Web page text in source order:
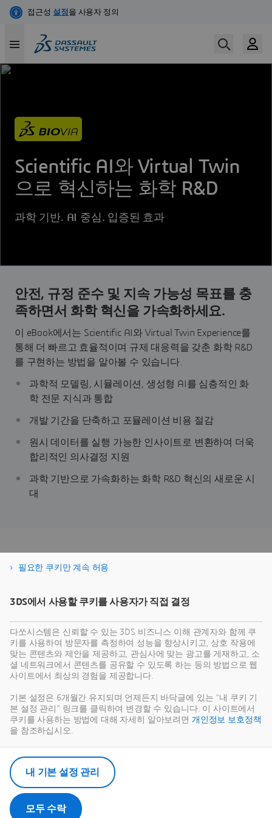
Skip
content
Scientific AI와 Virtual Twin
으로 혁신하는 화학 R&D
과학 기반. AI 중심. 입증된 효과
안전, 규정 준수 및 지속 가능성 목표를 충
족하면서 화학 혁신을 가속화하세요.
이 eBook에서는 Scientific AI와 Virtual Twin Experience를
통해 더 빠르고 효율적이며 규제 대응력을 갖춘 화학 R&D
를 구현하는 방법을 알아볼 수 있습니다.
과학적 모델링, 시뮬레이션, 생성형 AI를 심층적인 화
학 전문 지식과 통합
개발 기간을 단축하고 포뮬레이션 비용 절감
원시 데이터를 실행 가능한 인사이트로 변환하여 더욱
합리적인 의사결정 지원
과학 기반으로 가속화하는 화학 R&D 혁신의 새로운 시
대
eBook 다운로드
필요한 쿠키만 계속 허용
3DS에서 사용할 쿠키를 사용자가 직접 결정
다쏘시스템은 신뢰할 수 있는 3DS 비즈니스 이해 관계자와 함께 쿠
키를 사용하여 방문자를 측정하여 성능을 향상시키고, 상호 작용에
맞는 콘텐츠와 제안을 제공하고, 관심사에 맞는 광고를 게재하고, 소
셜 네트워크에서 콘텐츠를 공유할 수 있도록 하는 등의 방법으로 웹
사이트에서 최상의 경험을 제공합니다.
기본 설정은 6개월간 유지되며 언제든지 바닥글에 있는 "내 쿠키 기
본 설정 관리" 링크를 클릭하여 변경할 수 있습니다. 이 사이트에서
쿠키를 사용하는 방법에 대해 자세히 알아보려면 개인정보 보호정책
을 참조하십시오.
모두 수락
내 기본 설정 관리